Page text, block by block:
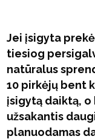
Jei įsigyta
tiesiog
natūralus
10 pirkėjų bent
įsigytą daiktą,
užsakantis
planuodamas